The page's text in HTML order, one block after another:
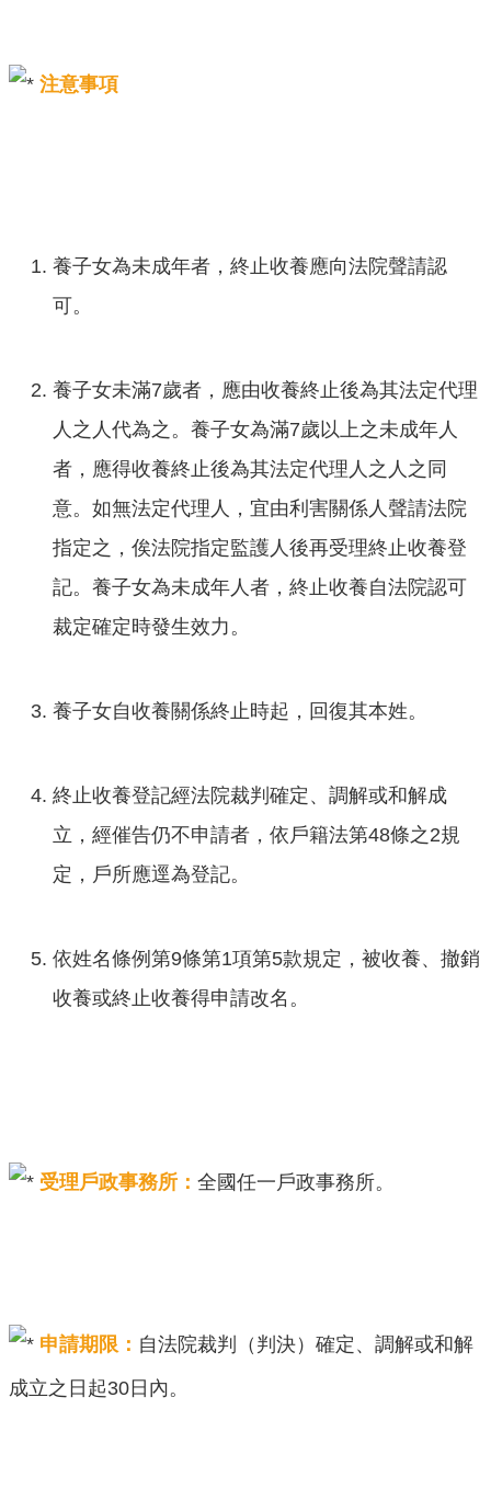
注意事項
養子女為未成年者，終止收養應向法院聲請認
可。
養子女未滿7歲者，應由收養終止後為其法定代理
人之人代為之。養子女為滿7歲以上之未成年人
者，應得收養終止後為其法定代理人之人之同
意。如無法定代理人，宜由利害關係人聲請法院
指定之，俟法院指定監護人後再受理終止收養登
記。養子女為未成年人者，終止收養自法院認可
裁定確定時發生效力。
養子女自收養關係終止時起，回復其本姓。
終止收養登記經法院裁判確定、調解或和解成
立，經催告仍不申請者，依戶籍法第48條之2規
定，戶所應逕為登記。
依姓名條例第9條第1項第5款規定，被收養、撤銷
收養或終止收養得申請改名。
受理戶政事務所： 全國任一戶政事務所。
申請期限： 自法院裁判（判決）確定、調解或和解
成立之日起30日內。